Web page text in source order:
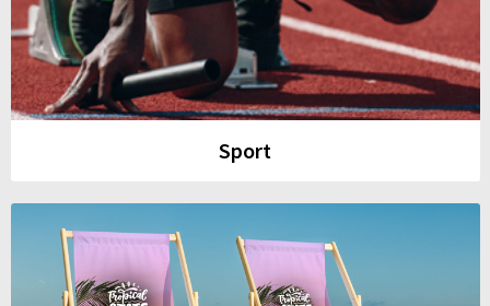
Sport